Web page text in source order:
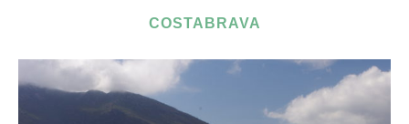
COSTABRAVA